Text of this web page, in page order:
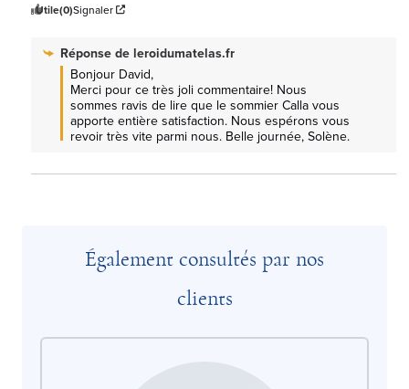
Utile(0)Signaler
Réponse de leroidumatelas.fr
Bonjour David,
Merci pour ce très joli commentaire! Nous
sommes ravis de lire que le sommier Calla vous
apporte entière satisfaction. Nous espérons vous
revoir très vite parmi nous. Belle journée, Solène.
Également consultés par nos
clients